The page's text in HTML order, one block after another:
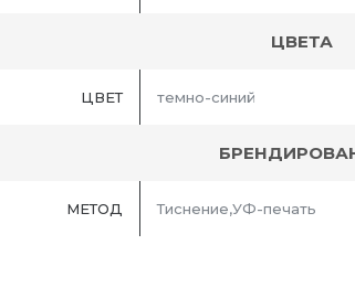
ЦВЕТА
ЦВЕТ темно-синий
МЕТОД Тиснение,УФ-печать